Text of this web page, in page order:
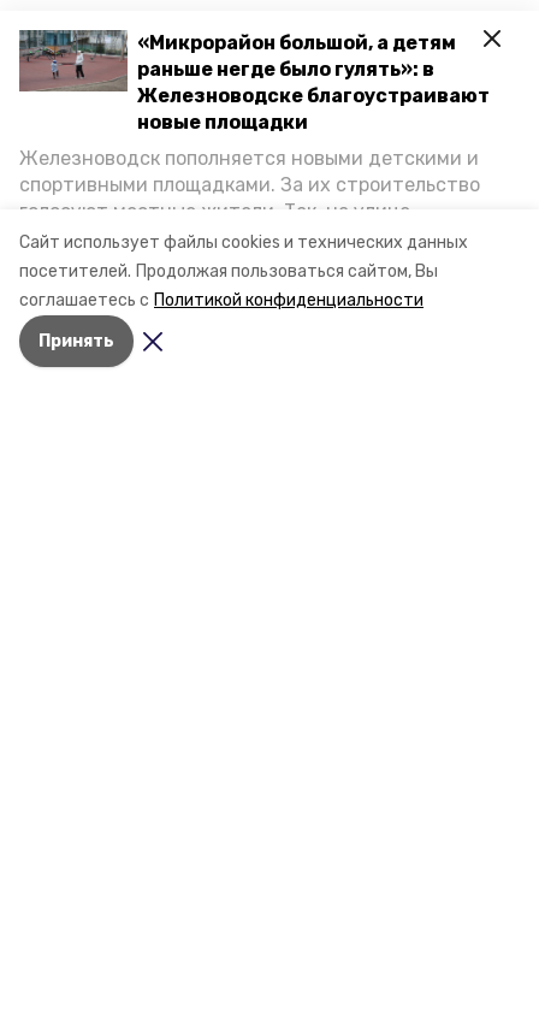
Сайт использует файлы cookies и технических данных
посетителей. Продолжая пользоваться сайтом, Вы
соглашаетесь с Политикой конфиденциальности
Принять
«Микрорайон большой, а детям
раньше негде было гулять»: в
Железноводске благоустраивают
новые площадки
Железноводск пополняется новыми детскими и
спортивными площадками. За их строительство
голосуют местные жители. Так, на улице
Октябрьской уже появилось современное
пространство для отдыха, а в Иноземцеве
приступили к возведению большой спортплощадки.
Подробнее о том, как она будет выглядеть — в
фоторепортаже «Победы26».